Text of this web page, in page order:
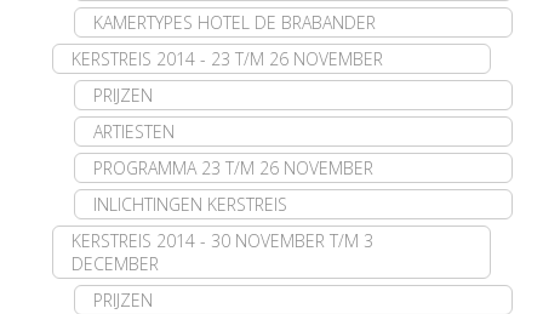
KAMERTYPES HOTEL DE BRABANDER
KERSTREIS 2014 - 23 T/M 26 NOVEMBER
PRIJZEN
ARTIESTEN
PROGRAMMA 23 T/M 26 NOVEMBER
INLICHTINGEN KERSTREIS
KERSTREIS 2014 - 30 NOVEMBER T/M 3
DECEMBER
PRIJZEN